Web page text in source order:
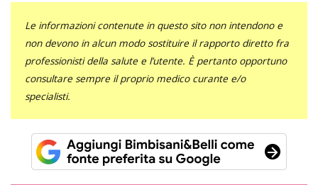
Le informazioni contenute in questo sito non intendono e
non devono in alcun modo sostituire il rapporto diretto fra
professionisti della salute e l’utente. È pertanto opportuno
consultare sempre il proprio medico curante e/o
specialisti.